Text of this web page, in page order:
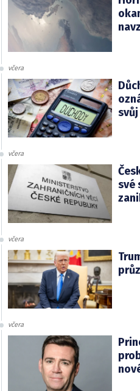
včera
včera
své
včera
včera